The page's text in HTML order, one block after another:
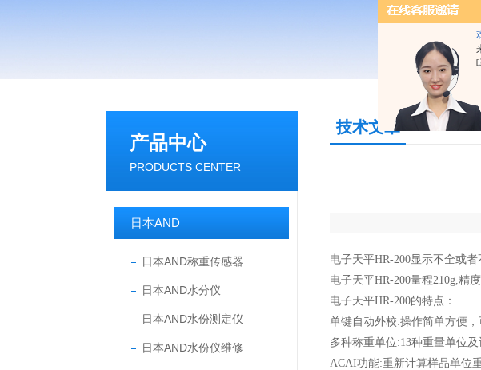
产品中心
PRODUCTS CENTER
日本AND
日本AND称重传感器
日本AND水分仪
日本AND水份测定仪
日本AND水份仪维修
技术文章
电子天平HR-200显示不全或
电子天平HR-200量程210g,精度
电子天平HR-200的特点：
单键自动外校:操作简单方便
多种称重单位:13种重量单位及
ACAI功能:重新计算样品单位